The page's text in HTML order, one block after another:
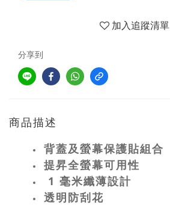
加入追蹤清單
分享到
商品描述
背蓋及螢幕保護貼組合
提昇全螢幕可用性
1 毫米纖薄設計
透明防刮花